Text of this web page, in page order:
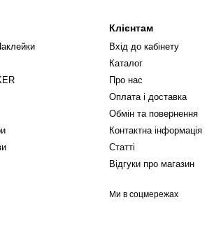
Клієнтам
Вхід до кабінету
Каталог
Про нас
Оплата і доставка
Обмін та повернення
Контактна інформація
Статті
Відгуки про магазин
Ми в соцмережах